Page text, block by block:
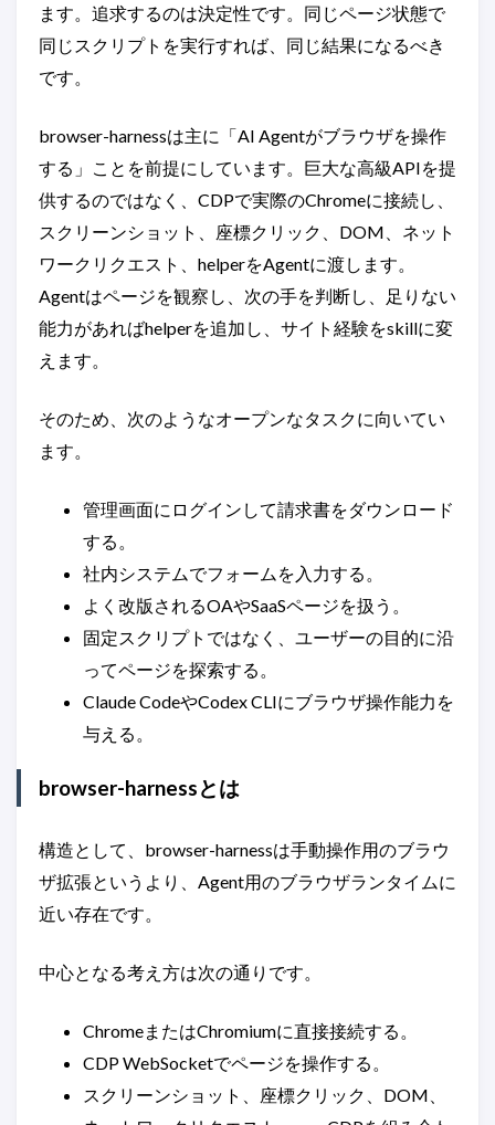
ます。追求するのは決定性です。同じページ状態で
同じスクリプトを実行すれば、同じ結果になるべき
です。
browser-harnessは主に「AI Agentがブラウザを操作
する」ことを前提にしています。巨大な高級APIを提
供するのではなく、CDPで実際のChromeに接続し、
スクリーンショット、座標クリック、DOM、ネット
ワークリクエスト、helperをAgentに渡します。
Agentはページを観察し、次の手を判断し、足りない
能力があればhelperを追加し、サイト経験をskillに変
えます。
そのため、次のようなオープンなタスクに向いてい
ます。
管理画面にログインして請求書をダウンロード
する。
社内システムでフォームを入力する。
よく改版されるOAやSaaSページを扱う。
固定スクリプトではなく、ユーザーの目的に沿
ってページを探索する。
Claude CodeやCodex CLIにブラウザ操作能力を
与える。
browser-harnessとは
構造として、browser-harnessは手動操作用のブラウ
ザ拡張というより、Agent用のブラウザランタイムに
近い存在です。
中心となる考え方は次の通りです。
ChromeまたはChromiumに直接接続する。
CDP WebSocketでページを操作する。
スクリーンショット、座標クリック、DOM、